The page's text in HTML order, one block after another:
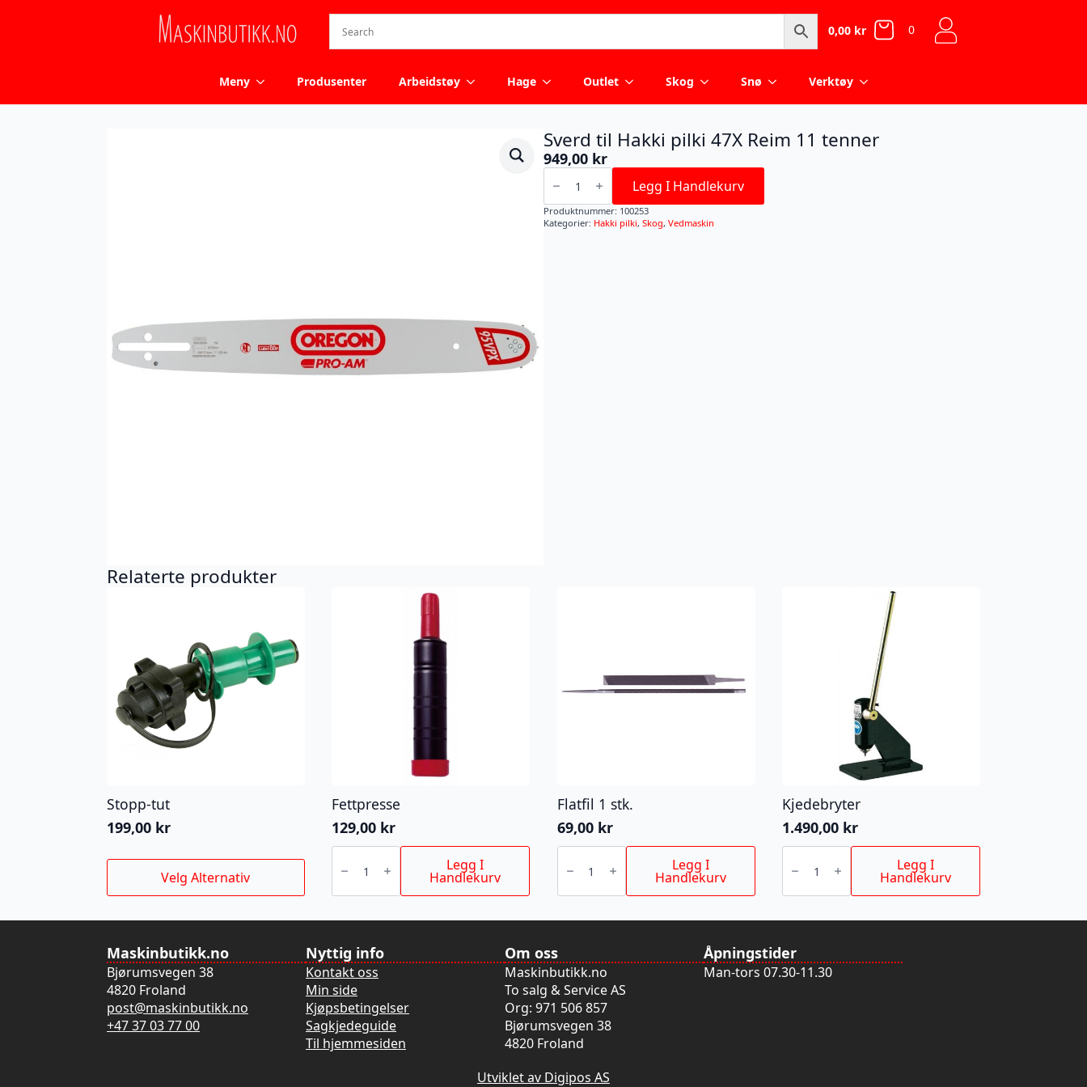
0,00 kr 0
Meny Produsenter Arbeidstøy Hage Outlet Skog Snø Verktøy
Sverd til Hakki pilki 47X Reim 11 tenner
949,00 kr
Sverd
pilki
47X
Reim
Legg I Handlekurv
Produktnummer: 100253
Kategorier: Hakki pilki, Skog, Vedmaskin
Relaterte produkter
Stopp-tut
199,00 kr
Velg Alternativ
Dette
produktet
flere
Alternativene
kan
velges
på
produktsiden
Fettpresse
129,00 kr
Fettpresse
Legg I
Handlekurv
Flatfil 1 stk.
69,00 kr
Flatfil
stk. Legg I
Handlekurv
Kjedebryter
1.490,00 kr
Kjedebryter
Legg I
Handlekurv
Maskinbutikk.no
Bjørumsvegen 38
4820 Froland
post@maskinbutikk.no
+47 37 03 77 00
Nyttig info
Kontakt oss
Min side
Kjøpsbetingelser
Sagkjedeguide
Til hjemmesiden
Om oss
Maskinbutikk.no
To salg & Service AS
Org: 971 506 857
Bjørumsvegen 38
4820 Froland
Åpningstider
Man-tors 07.30-11.30
Utviklet av Digipos AS